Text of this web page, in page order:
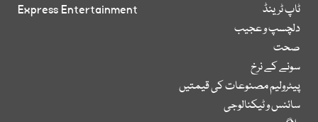
ٹاپ ٹرینڈ
دلچسپ و عجیب
صحت
سونے کے نرخ
پیٹرولیم مصنوعات کی قیمتیں
سائنس و ٹیکنالوجی
Express Entertainment